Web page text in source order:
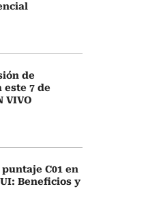
de
7 de
VIVO
C01 en
Beneficios y